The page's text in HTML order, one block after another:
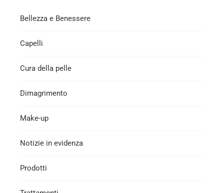
Bellezza e Benessere
Capelli
Cura della pelle
Dimagrimento
Make-up
Notizie in evidenza
Prodotti